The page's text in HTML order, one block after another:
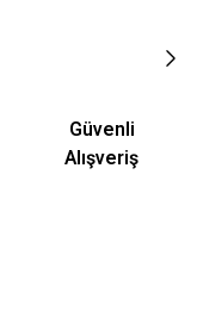
Güvenli
Alışveriş